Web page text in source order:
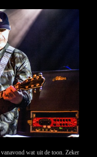
vanavond wat uit de toon. Zeker